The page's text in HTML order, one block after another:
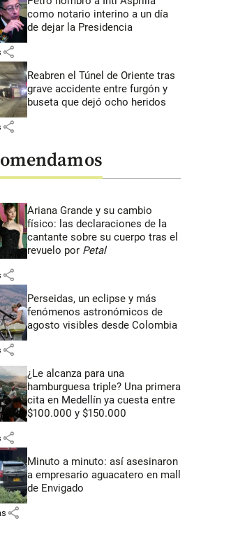
como notario interino a un día
de dejar la Presidencia
share
Reabren el Túnel de Oriente tras
grave accidente entre furgón y
buseta que dejó ocho heridos
share
Ariana Grande y su cambio
físico: las declaraciones de la
cantante sobre su cuerpo tras el
revuelo por Petal
share
Perseidas, un eclipse y más
fenómenos astronómicos de
agosto visibles desde Colombia
share
¿Le alcanza para una
hamburguesa triple? Una primera
cita en Medellín ya cuesta entre
$100.000 y $150.000
share
Minuto a minuto: así asesinaron
a empresario aguacatero en mall
de Envigado
share